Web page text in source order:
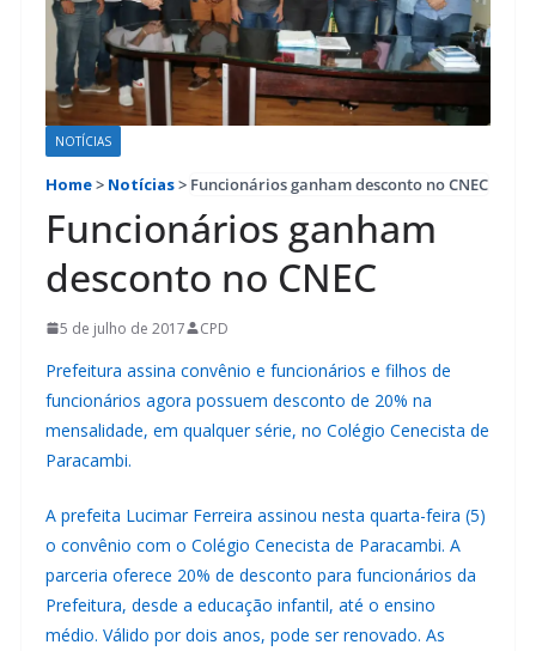
NOTÍCIAS
Home> Notícias> Funcionários ganham desconto no CNEC
Funcionários ganham
desconto no CNEC
5 de julho de 2017 CPD
Prefeitura assina convênio e funcionários e filhos de
funcionários agora possuem desconto de 20% na
mensalidade, em qualquer série, no Colégio Cenecista de
Paracambi.
A prefeita Lucimar Ferreira assinou nesta quarta-feira (5)
o convênio com o Colégio Cenecista de Paracambi. A
parceria oferece 20% de desconto para funcionários da
Prefeitura, desde a educação infantil, até o ensino
médio. Válido por dois anos, pode ser renovado. As